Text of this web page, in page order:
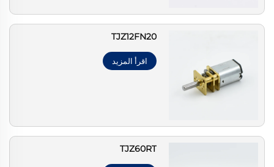
TJZ12FN20
اقرأ المزيد
TJZ60RT